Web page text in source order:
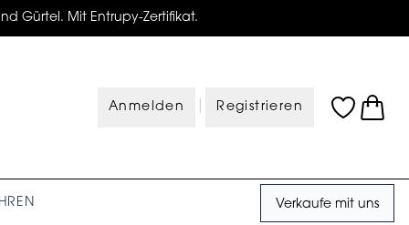
Gürtel. Mit Entrupy-Zertifikat.
Anmelden Registrieren
Verkaufe mit uns